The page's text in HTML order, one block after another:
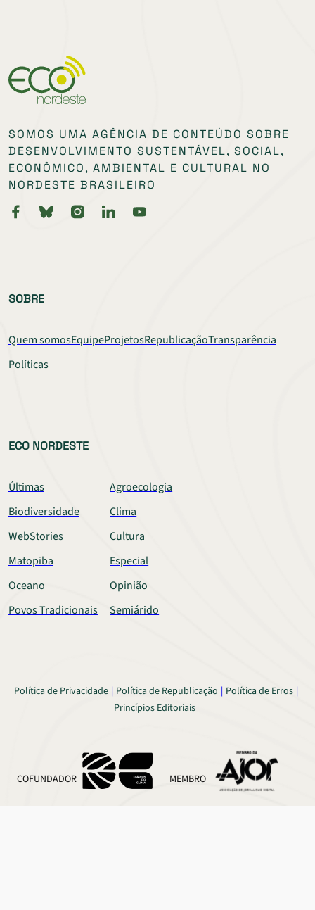
SOMOS UMA AGÊNCIA DE CONTEÚDO SOBRE
DESENVOLVIMENTO SUSTENTÁVEL, SOCIAL,
ECONÔMICO, AMBIENTAL E CULTURAL NO
NORDESTE BRASILEIRO
SOBRE
Quem somosEquipeProjetosRepublicaçãoTransparência
Políticas
ECO NORDESTE
Últimas
Agroecologia
Biodiversidade
Clima
WebStories
Cultura
Matopiba
Especial
Oceano
Opinião
Povos Tradicionais
Semiárido
Política de Privacidade Política de Republicação
Política de Erros
Princípios Editoriais
COFUNDADOR MEMBRO